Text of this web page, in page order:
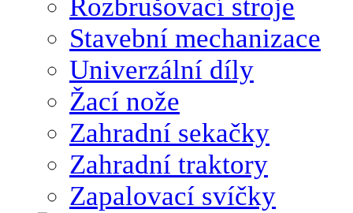
Rozbrušovací stroje
Stavební mechanizace
Univerzální díly
Žací nože
Zahradní sekačky
Zahradní traktory
Zapalovací svíčky